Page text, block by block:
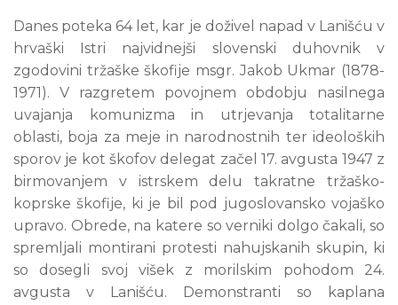
Danes poteka 64 let, kar je doživel napad v Lanišću v
hrvaški Istri najvidnejši slovenski duhovnik v
zgodovini tržaške škofije msgr. Jakob Ukmar (1878-
1971). V razgretem povojnem obdobju nasilnega
uvajanja komunizma in utrjevanja totalitarne
oblasti, boja za meje in narodnostnih ter ideoloških
sporov je kot škofov delegat začel 17. avgusta 1947 z
birmovanjem v istrskem delu takratne tržaško-
koprske škofije, ki je bil pod jugoslovansko vojaško
upravo. Obrede, na katere so verniki dolgo čakali, so
spremljali montirani protesti nahujskanih skupin, ki
so dosegli svoj višek z morilskim pohodom 24.
avgusta v Lanišću. Demonstranti so kaplana